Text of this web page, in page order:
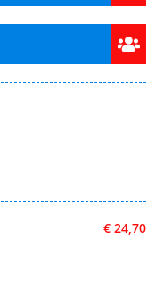
€ 24,70